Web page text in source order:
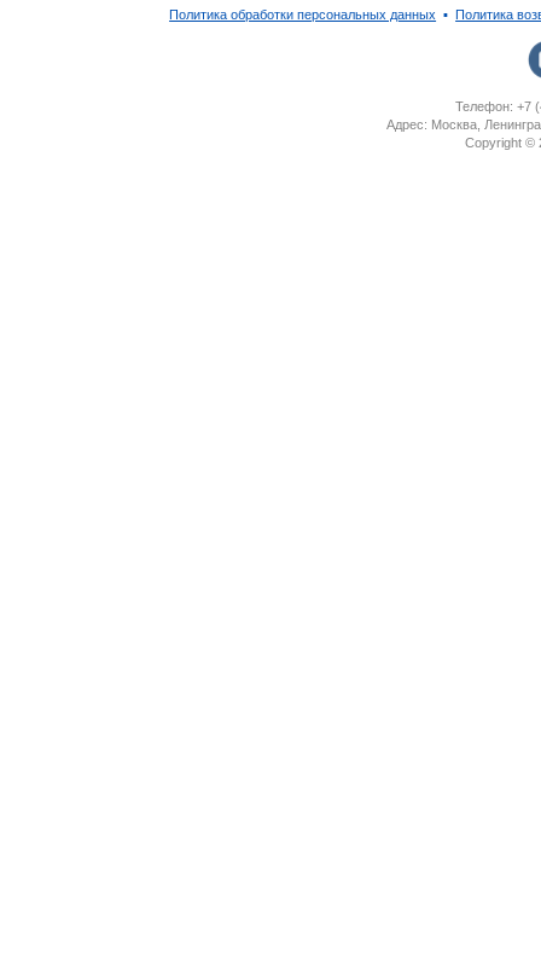
Политика обработки персональных данных ▪ Политика
Телефон: +7
Адрес: Москва,
Copyright ©